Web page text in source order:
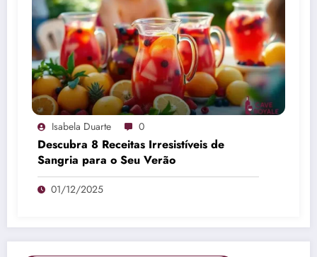
Isabela Duarte 0
Descubra 8 Receitas Irresistíveis de
Sangria para o Seu Verão
01/12/2025